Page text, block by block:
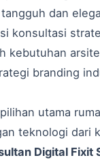
dan
konsultasi
kebutuhan
branding
utama
teknologi dari
Digital Fixit